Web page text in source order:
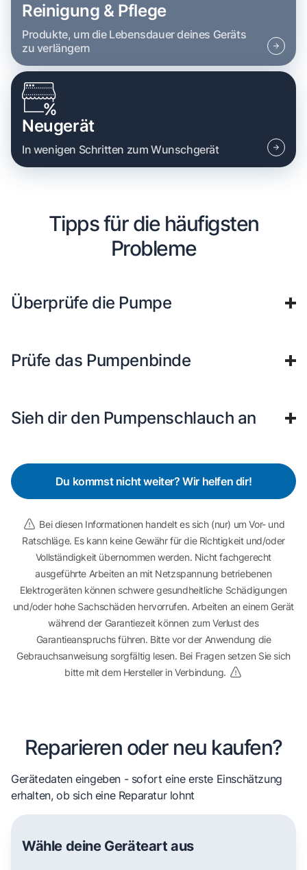
Reinigung & Pflege
Produkte, um die Lebensdauer deines Geräts
zu verlängern
Neugerät
In wenigen Schritten zum Wunschgerät
Tipps für die häufigsten
Probleme
Überprüfe die Pumpe
Prüfe das Pumpenbinde
Sieh dir den Pumpenschlauch an
Du kommst nicht weiter? Wir helfen dir!
Bei diesen Informationen handelt es sich (nur) um Vor- und
Ratschläge. Es kann keine Gewähr für die Richtigkeit und/oder
Vollständigkeit übernommen werden. Nicht fachgerecht
ausgeführte Arbeiten an mit Netzspannung betriebenen
Elektrogeräten können schwere gesundheitliche Schädigungen
und/oder hohe Sachschäden hervorrufen. Arbeiten an einem Gerät
während der Garantiezeit können zum Verlust des
Garantieanspruchs führen. Bitte vor der Anwendung die
Gebrauchsanweisung sorgfältig lesen. Bei Fragen setzen Sie sich
bitte mit dem Hersteller in Verbindung.
Reparieren oder neu kaufen?
Gerätedaten eingeben - sofort eine erste Einschätzung
erhalten, ob sich eine Reparatur lohnt
Wähle deine Geräteart aus